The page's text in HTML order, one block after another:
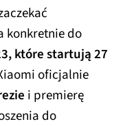
konkretnie do
które startują 27
oficjalnie
i premierę
do